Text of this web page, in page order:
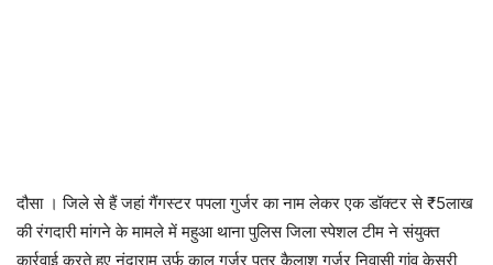
दौसा । जिले से हैं जहां गैंगस्टर पपला गुर्जर का नाम लेकर एक डॉक्टर से ₹5लाख
की रंगदारी मांगने के मामले में महुआ थाना पुलिस जिला स्पेशल टीम ने संयुक्त
कार्रवाई करते हुए नंदाराम उर्फ कालू गुर्जर पुत्र कैलाश गुर्जर निवासी गांव केसरी